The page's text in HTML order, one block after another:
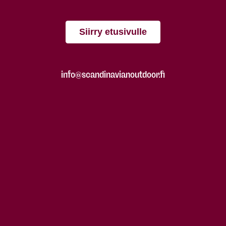
Siirry etusivulle
info@scandinavianoutdoor.fi